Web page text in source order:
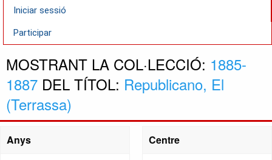
Iniciar sessió
Participar
MOSTRANT LA COL·LECCIÓ: 1885-
1887 DEL TÍTOL: Republicano, El
(Terrassa)
Anys
Centre